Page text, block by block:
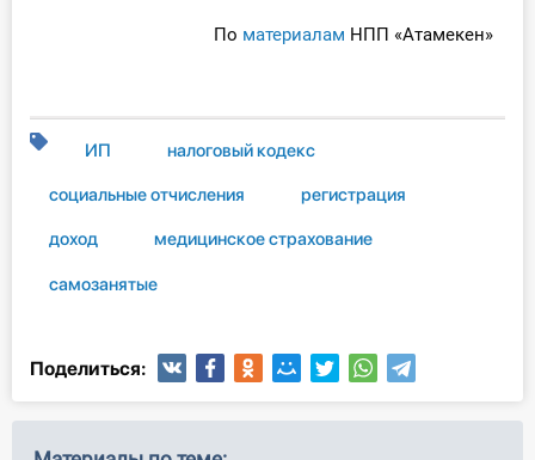
По материалам НПП «Атамекен»
ИП налоговый кодекс
социальные отчисления регистрация
доход медицинское страхование
самозанятые
Поделиться: